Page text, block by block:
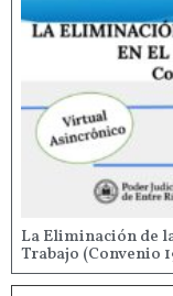
La Eliminación de
Trabajo (Convenio